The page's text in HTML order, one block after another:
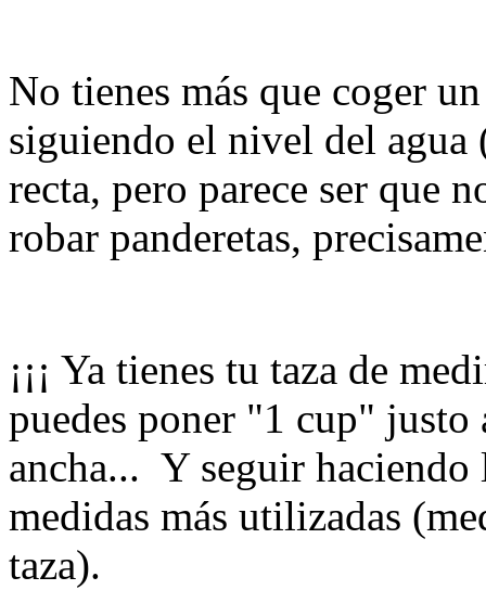
No tienes más que coger
siguiendo el nivel del agua
recta, pero parece ser que
robar panderetas,
¡¡¡ Ya tienes tu taza de
puedes poner "1 cup"
ancha... Y seguir haciendo
medidas más utilizadas
taza).